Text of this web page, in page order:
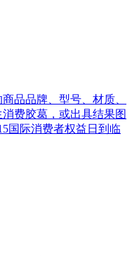
品品牌、型号、材质、
费胶葛，或出具结果图
国际消费者权益日到临